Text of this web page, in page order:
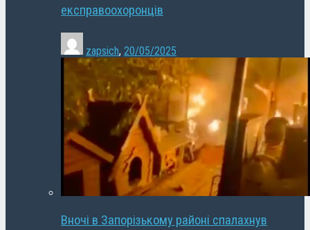
експравоохоронців
zapsich, 20/05/2025
Вночі в Запорізькому районі спалахнув